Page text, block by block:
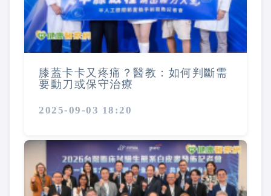
膝蓋卡卡又疼痛？醫教：如何判斷需
要動刀或保守治療
2025-09-03 18:20